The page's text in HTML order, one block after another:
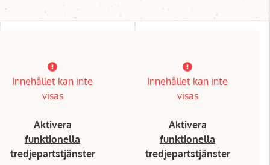
Innehållet kan inte
visas
Aktivera
funktionella
tredjepartstjänster
Innehållet kan inte
visas
Aktivera
funktionella
tredjepartstjänster